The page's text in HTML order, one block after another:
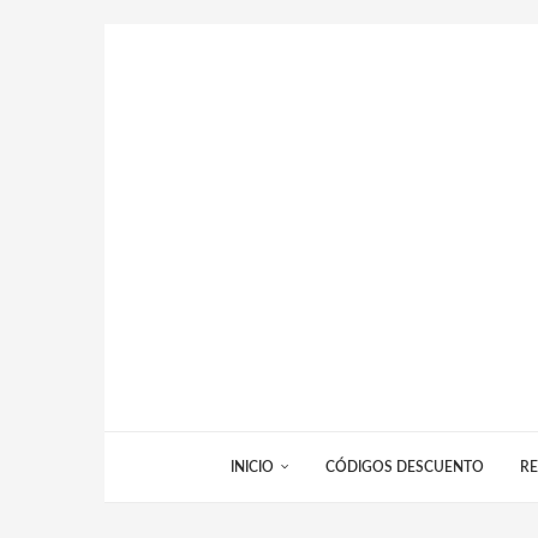
INICIO CÓDIGOS DESCUENTO